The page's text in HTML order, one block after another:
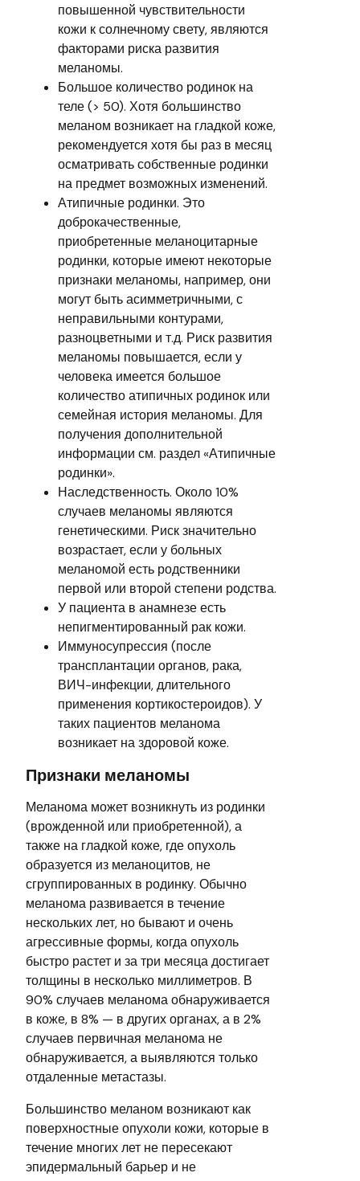
повышенной чувствительности
кожи к солнечному свету, являются
факторами риска развития
меланомы.
Большое количество родинок на
теле (> 50). Хотя большинство
меланом возникает на гладкой коже,
рекомендуется хотя бы раз в месяц
осматривать собственные родинки
на предмет возможных изменений.
Атипичные родинки. Это
доброкачественные,
приобретенные меланоцитарные
родинки, которые имеют некоторые
признаки меланомы, например, они
могут быть асимметричными, с
неправильными контурами,
разноцветными и т.д. Риск развития
меланомы повышается, если у
человека имеется большое
количество атипичных родинок или
семейная история меланомы. Для
получения дополнительной
информации см. раздел «Атипичные
родинки».
Наследственность. Около 10%
случаев меланомы являются
генетическими. Риск значительно
возрастает, если у больных
меланомой есть родственники
первой или второй степени родства.
У пациента в анамнезе есть
непигментированный рак кожи.
Иммуносупрессия (после
трансплантации органов, рака,
ВИЧ-инфекции, длительного
применения кортикостероидов). У
таких пациентов меланома
возникает на здоровой коже.
Признаки меланомы
Меланома может возникнуть из родинки
(врожденной или приобретенной), а
также на гладкой коже, где опухоль
образуется из меланоцитов, не
сгруппированных в родинку. Обычно
меланома развивается в течение
нескольких лет, но бывают и очень
агрессивные формы, когда опухоль
быстро растет и за три месяца достигает
толщины в несколько миллиметров. В
90% случаев меланома обнаруживается
в коже, в 8% — в других органах, а в 2%
случаев первичная меланома не
обнаруживается, а выявляются только
отдаленные метастазы.
Большинство меланом возникают как
поверхностные опухоли кожи, которые в
течение многих лет не пересекают
эпидермальный барьер и не